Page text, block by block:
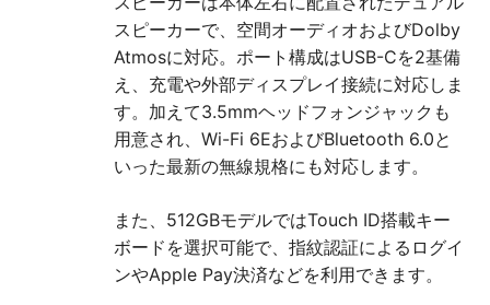
スピーカーで、空間オーディオおよびDolby
Atmosに対応。ポート構成はUSB-Cを2基備
え、充電や外部ディスプレイ接続に対応しま
す。加えて3.5mmヘッドフォンジャックも
用意され、Wi-Fi 6EおよびBluetooth 6.0と
いった最新の無線規格にも対応します。
また、512GBモデルではTouch ID搭載キー
ボードを選択可能で、指紋認証によるログイ
ンやApple Pay決済などを利用できます。